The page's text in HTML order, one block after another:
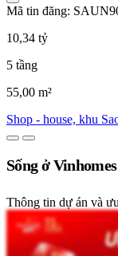
Mã tin đăng:
10,34 tỷ
5 tầng
55,00 m²
Shop - house, khu
Sống ở Vinhomes
Thông tin dự án và